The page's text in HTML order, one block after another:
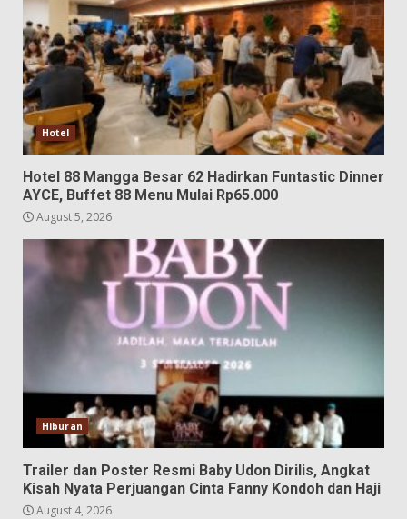
Hotel
Hotel 88 Mangga Besar 62 Hadirkan Funtastic Dinner
AYCE, Buffet 88 Menu Mulai Rp65.000
August 5, 2026
Hiburan
Trailer dan Poster Resmi Baby Udon Dirilis, Angkat
Kisah Nyata Perjuangan Cinta Fanny Kondoh dan Haji
August 4, 2026